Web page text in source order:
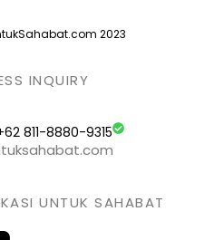
2023
INQUIRY
811-8880-9315
UNTUK SAHABAT